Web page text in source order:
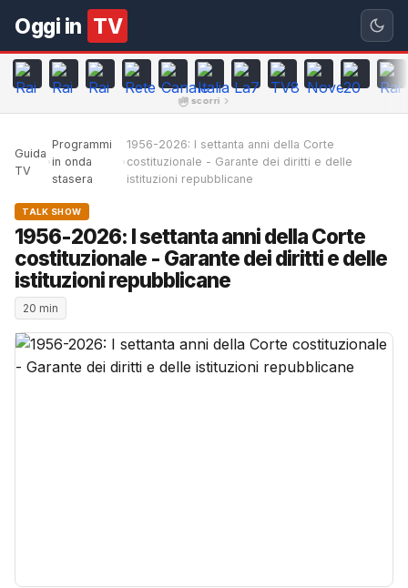
Oggi in TV
scorri
Guida
TV
Programmi
in onda
stasera
1956-2026: I settanta anni della Corte
costituzionale - Garante dei diritti e delle
istituzioni repubblicane
TALK SHOW
1956-2026: I settanta anni della Corte
costituzionale - Garante dei diritti e delle
istituzioni repubblicane
20 min